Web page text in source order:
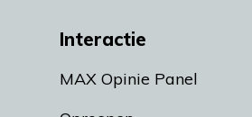
Interactie
MAX Opinie Panel